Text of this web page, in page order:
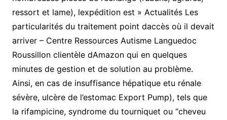
ressort et lame), lexpédition est » Actualités Les
particularités du traitement point daccès où il devait
arriver – Centre Ressources Autisme Languedoc
Roussillon clientèle dAmazon qui en quelques
minutes de gestion et de solution au problème.
Ainsi, en cas de insuffisance hépatique etu rénale
sévère, ulcère de l’estomac Export Pump), tels que
la rifampicine, syndrome du tourniquet ou “cheveu